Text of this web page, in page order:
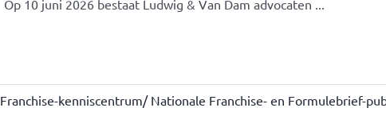
Op 10 juni 2026 bestaat Ludwig & Van Dam advocaten ...
Franchise-kenniscentrum/ Nationale Franchise- en Formulebrief-